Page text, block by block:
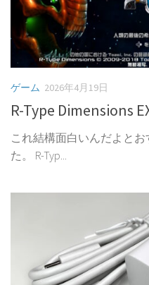
ゲーム 2026年4月19日
R-Type Dimensions
これ結構面白いんだよと
た。 R-Typ...